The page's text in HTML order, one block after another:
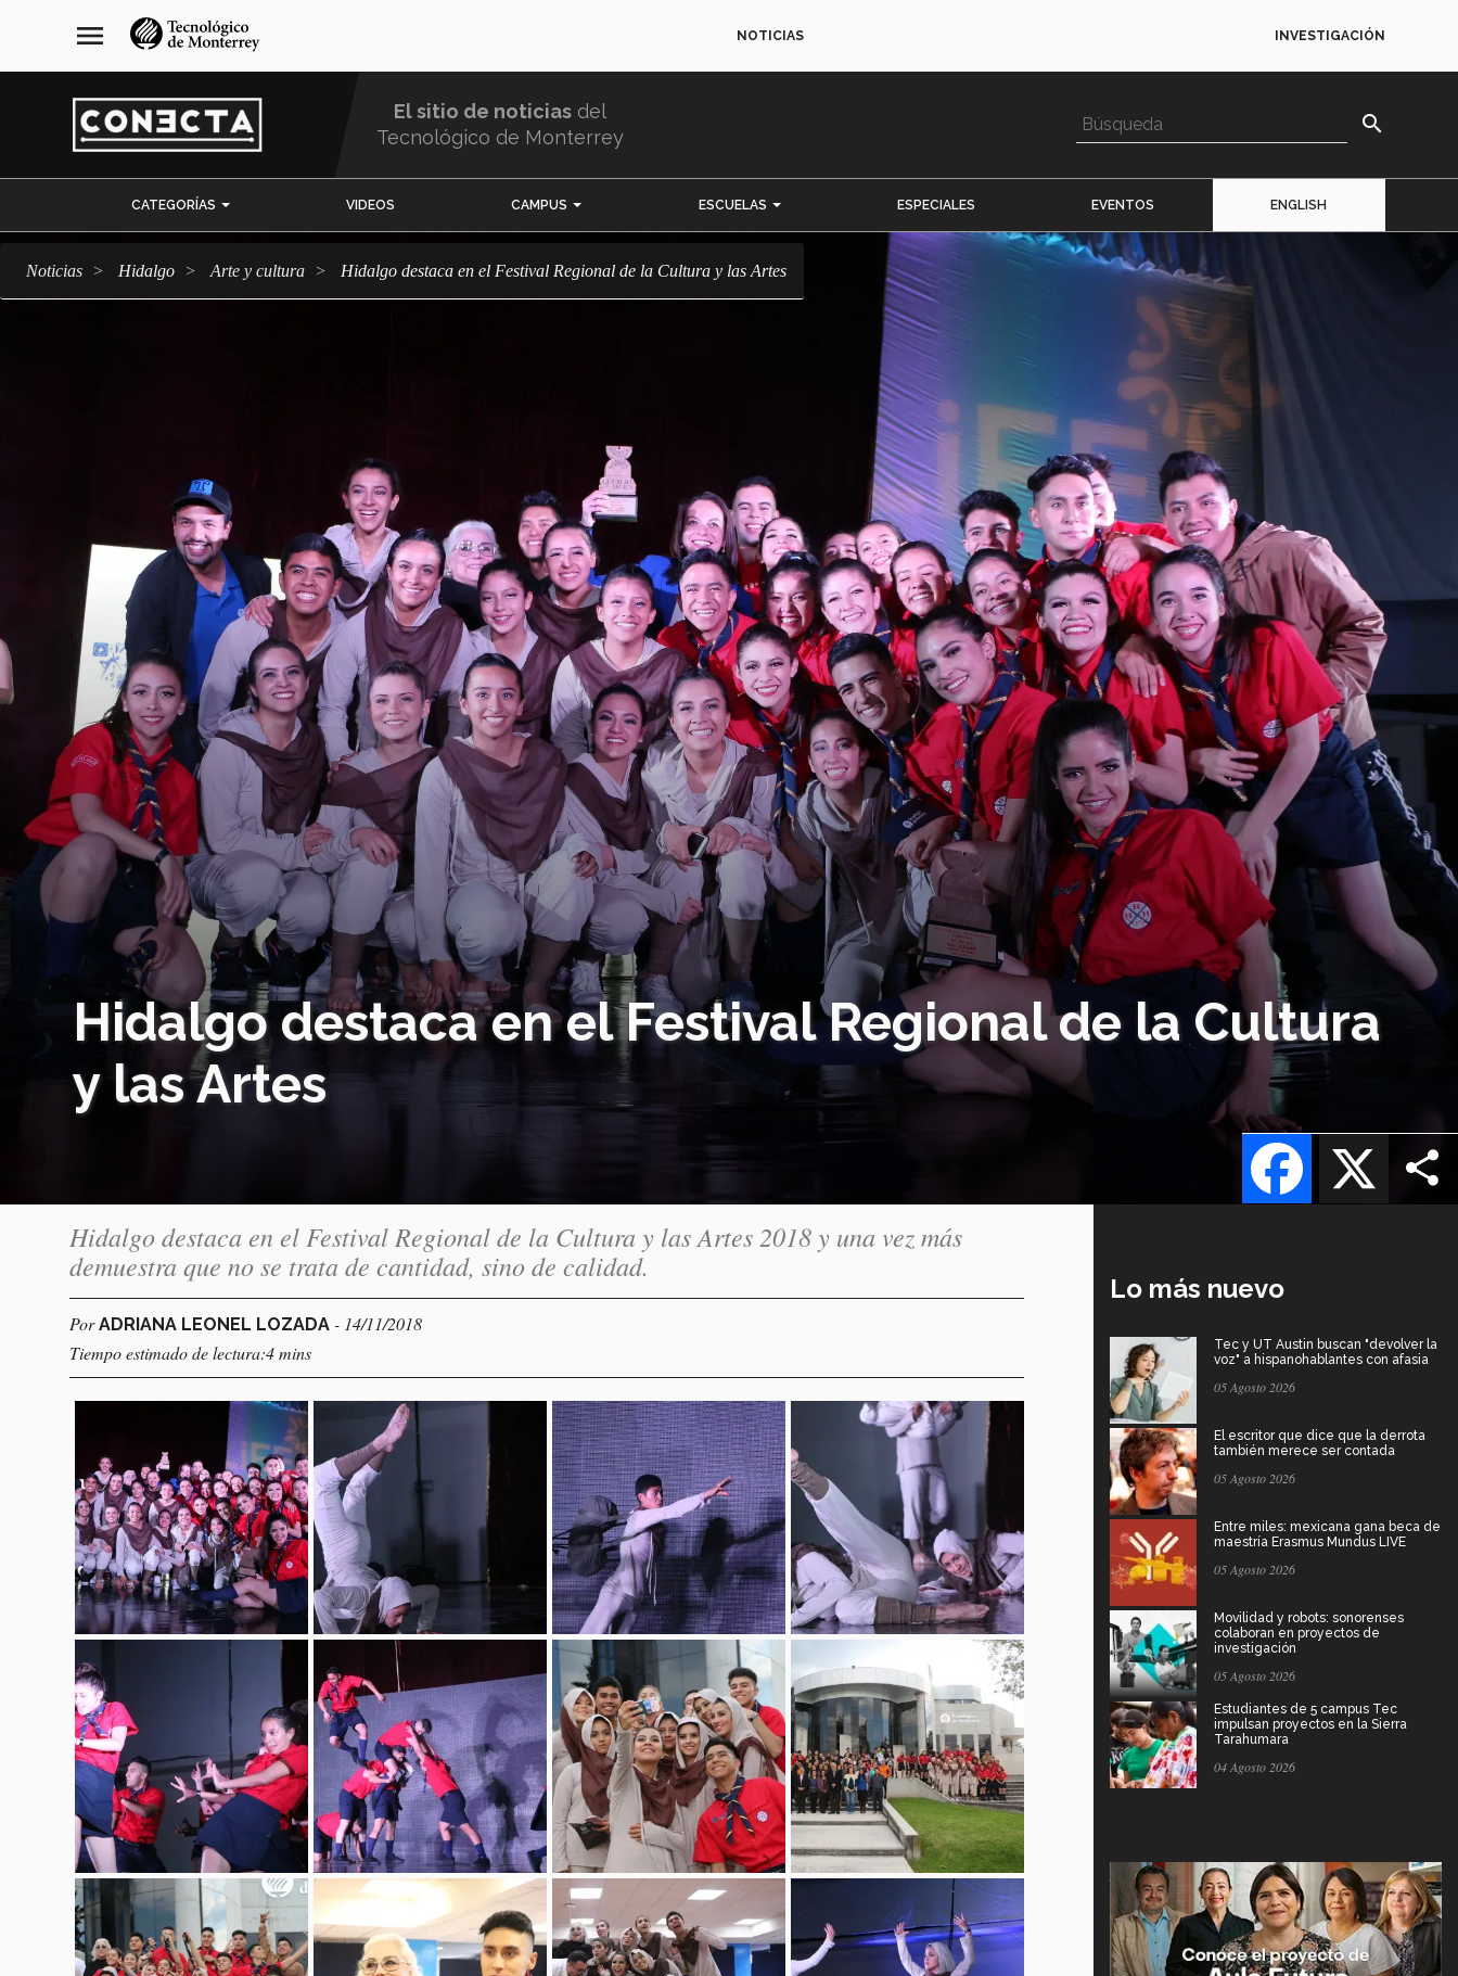
navegación
principal
menu NOTICIAS INVESTIGACIÓN
El sitio de noticias del
Tecnológico de Monterrey
search
CATEGORÍAS VIDEOS CAMPUS ESCUELAS ESPECIALES EVENTOS ENGLISH
Noticias Hidalgo arte y cultura Hidalgo destaca en el Festival Regional de la Cultura y las Artes
Hidalgo destaca en el Festival Regional de la Cultura
y las Artes
X
Facebook
Hidalgo destaca en el Festival Regional de la Cultura y las Artes 2018 y una vez más
demuestra que no se trata de cantidad, sino de calidad.
PorADRIANA LEONEL LOZADA - 14/11/2018
Tiempo estimado de lectura:4 mins
Lo más nuevo
Tec y UT Austin buscan "devolver la
voz" a hispanohablantes con afasia
05 Agosto 2026
El escritor que dice que la derrota
también merece ser contada
05 Agosto 2026
Entre miles: mexicana gana beca de
maestría Erasmus Mundus LIVE
05 Agosto 2026
Movilidad y robots: sonorenses
colaboran en proyectos de
investigación
05 Agosto 2026
Estudiantes de 5 campus Tec
impulsan proyectos en la Sierra
Tarahumara
04 Agosto 2026